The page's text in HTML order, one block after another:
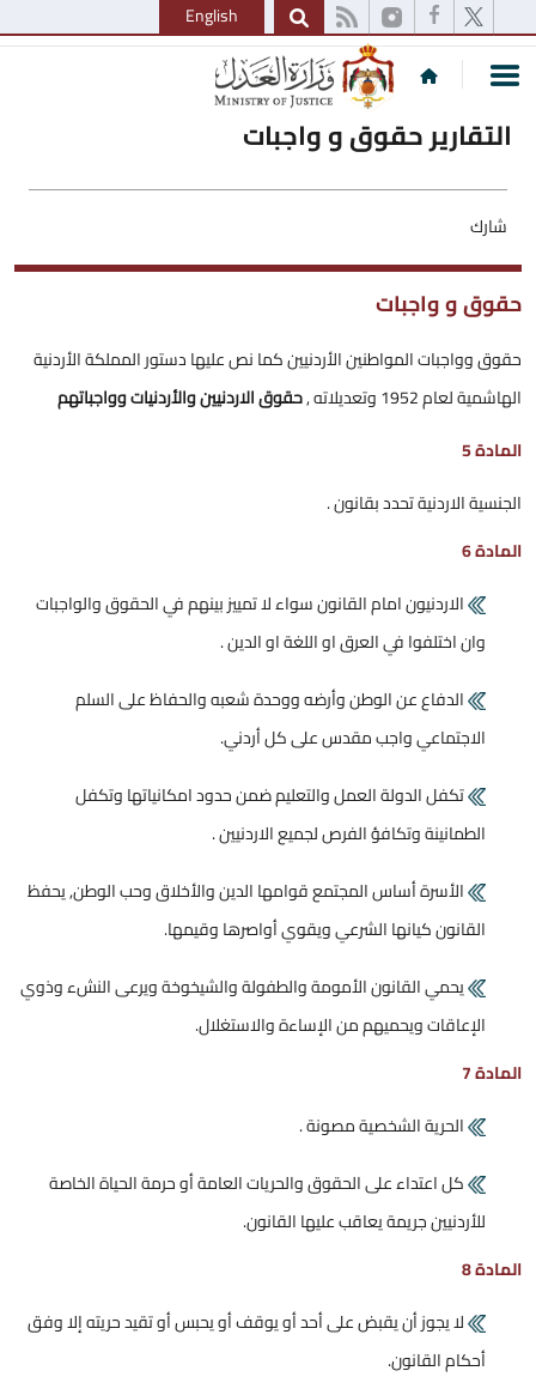
English
التقارير حقوق و واجبات
شارك
حقوق و واجبات
حقوق وواجبات المواطنين الأردنيين كما نص عليها دستور المملكة الأردنية
الهاشمية لعام 1952 وتعديلاته ,
حقوق الاردنيين والأردنيات وواجباتهم
المادة 5
الجنسية الاردنية تحدد بقانون .
المادة 6
الاردنيون امام القانون سواء لا تمييز بينهم في الحقوق والواجبات
وان اختلفوا في العرق او اللغة او الدين .
الدفاع عن الوطن وأرضه ووحدة شعبه والحفاظ على السلم
الاجتماعي واجب مقدس على كل أردني.
تكفل الدولة العمل والتعليم ضمن حدود امكانياتها وتكفل
الطمانينة وتكافؤ الفرص لجميع الاردنيين .
الأسرة أساس المجتمع قوامها الدين والأخلاق وحب الوطن, يحفظ
القانون كيانها الشرعي ويقوي أواصرها وقيمها.
يحمي القانون الأمومة والطفولة والشيخوخة ويرعى النشء وذوي
الإعاقات ويحميهم من الإساءة والاستغلال.
المادة 7
الحرية الشخصية مصونة .
كل اعتداء على الحقوق والحريات العامة أو حرمة الحياة الخاصة
للأردنيين جريمة يعاقب عليها القانون.
المادة 8
لا يجوز أن يقبض على أحد أو يوقف أو يحبس أو تقيد حريته إلا وفق
أحكام القانون.